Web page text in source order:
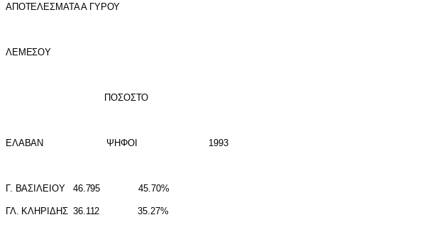
ΑΠΟΤΕΛΕΣΜΑΤΑ Α ΓΥΡΟΥ
ΛΕΜΕΣΟΥ
ΠΟΣΟΣΤΟ
ΕΛΑΒΑΝ ΨΗΦΟI 1993
Γ. ΒΑΣ IΛΕ ΟΥ 46.795 45.70%
ΓΛ. ΚΛΗΡ ΔΗΣ 36.112 35.27%